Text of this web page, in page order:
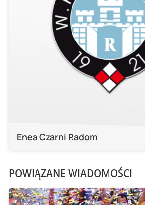
Enea Czarni Radom
POWIĄZANE WIADOMOŚCI